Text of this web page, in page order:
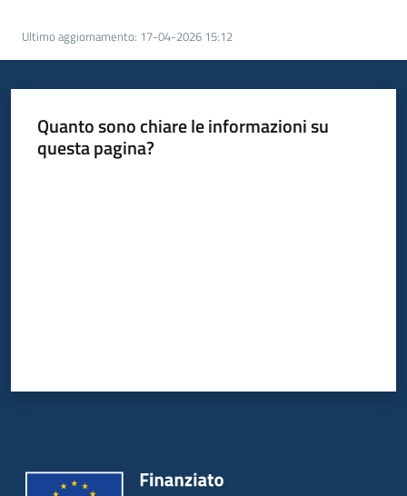
Servizi
centri
per
Ultimo aggiornamento: 17-04-2026 15:12
Quanto sono chiare le informazioni su
questa pagina?